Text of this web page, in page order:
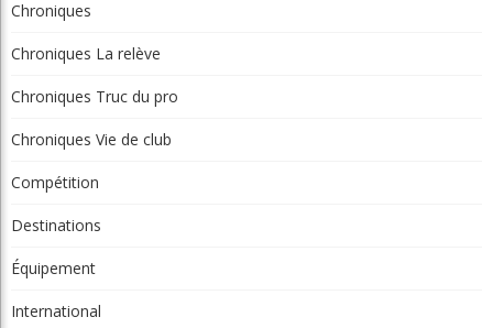
Chroniques
Chroniques La relève
Chroniques Truc du pro
Chroniques Vie de club
Compétition
Destinations
Équipement
International